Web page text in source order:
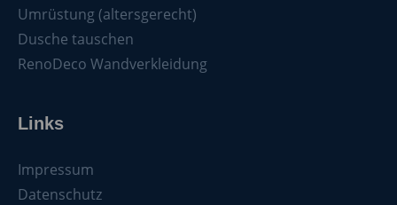
Umrüstung (altersgerecht)
Dusche tauschen
RenoDeco Wandverkleidung
Links
Impressum
Datenschutz